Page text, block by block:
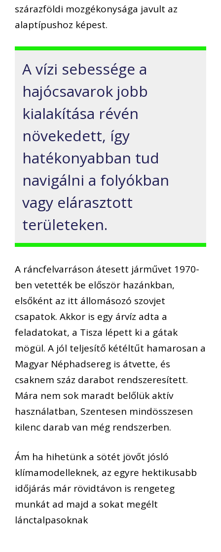
szárazföldi mozgékonysága javult az
alaptípushoz képest.
A vízi sebessége a
hajócsavarok jobb
kialakítása révén
növekedett, így
hatékonyabban tud
navigálni a folyókban
vagy elárasztott
területeken.
A ráncfelvarráson átesett járművet 1970-
ben vetették be először hazánkban,
elsőként az itt állomásozó szovjet
csapatok. Akkor is egy árvíz adta a
feladatokat, a Tisza lépett ki a gátak
mögül. A jól teljesítő kétéltűt hamarosan a
Magyar Néphadsereg is átvette, és
csaknem száz darabot rendszeresített.
Mára nem sok maradt belőlük aktív
használatban, Szentesen mindösszesen
kilenc darab van még rendszerben.
Ám ha hihetünk a sötét jövőt jósló
klímamodelleknek, az egyre hektikusabb
időjárás már rövidtávon is rengeteg
munkát ad majd a sokat megélt
lánctalpasoknak